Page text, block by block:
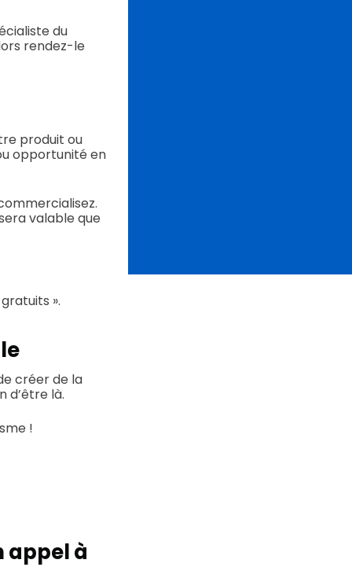
du
rendez-le
produit ou
opportunité en
valable que
».
créer de la
d’être là.
!
appel à